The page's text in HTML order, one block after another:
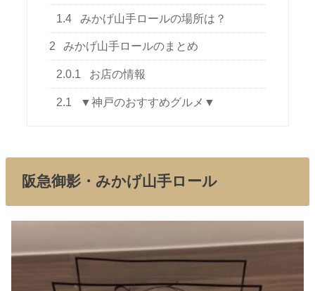
1.4 みかげ山手ロールの場所は？
2 みかげ山手ロールのまとめ
2.0.1 お店の情報
2.1 ▼神戸のおすすめグルメ▼
阪急御影・みかげ山手ロール